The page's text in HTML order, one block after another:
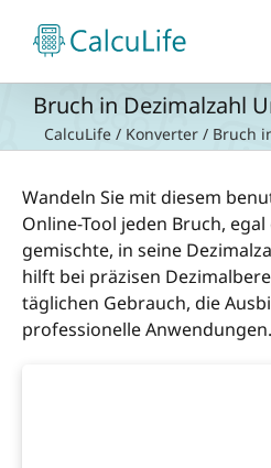
Inhalt
springen
Bruch in Dezimalzahl
CalcuLife / Konverter / Bruch
Wandeln Sie mit diesem
Online-Tool jeden Bruch,
gemischte, in seine
hilft bei präzisen
täglichen Gebrauch, die
professionelle Anwendungen.